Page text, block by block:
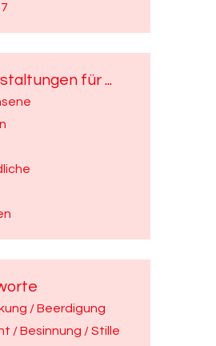
für ...
/ Beerdigung
/ Besinnung / Stille